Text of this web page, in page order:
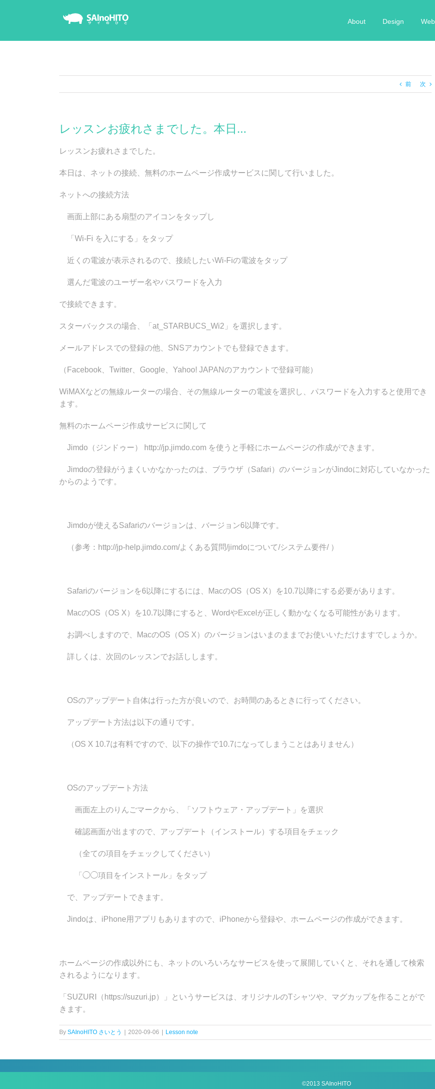
About Design
前 次
レッスンお疲れさまでした。本日…
レッスンお疲れさまでした。
本日は、ネットの接続、無料のホームページ作成サービスに関して行いました。
ネットへの接続方法
画面上部にある扇型のアイコンをタップし
「Wi-Fi を入にする」をタップ
近くの電波が表示されるので、接続したいWi-Fiの電波をタップ
選んだ電波のユーザー名やパスワードを入力
で接続できます。
スターバックスの場合、「at_STARBUCS_Wi2」を選択します。
メールアドレスでの登録の他、SNSアカウントでも登録できます。
（Facebook、Twitter、Google、Yahoo! JAPANのアカウントで登録可能）
WiMAXなどの無線ルーターの場合、その無線ルーターの電波を選択し、パスワードを入力すると使用でき
ます。
無料のホームページ作成サービスに関して
Jimdo（ジンドゥー） http://jp.jimdo.com を使うと手軽にホームページの作成ができます。
Jimdoの登録がうまくいかなかったのは、ブラウザ（Safari）のバージョンがJindoに対応していなかった
からのようです。
Jimdoが使えるSafariのバージョンは、バージョン6以降です。
（参考：http://jp-help.jimdo.com/よくある質問/jimdoについて/システム要件/ ）
Safariのバージョンを6以降にするには、MacのOS（OS X）を10.7以降にする必要があります。
MacのOS（OS X）を10.7以降にすると、WordやExcelが正しく動かなくなる可能性があります。
お調べしますので、MacのOS（OS X）のバージョンはいまのままでお使いいただけますでしょうか。
詳しくは、次回のレッスンでお話しします。
OSのアップデート自体は行った方が良いので、お時間のあるときに行ってください。
アップデート方法は以下の通りです。
（OS X 10.7は有料ですので、以下の操作で10.7になってしまうことはありません）
OSのアップデート方法
画面左上のりんごマークから、「ソフトウェア・アップデート」を選択
確認画面が出ますので、アップデート（インストール）する項目をチェック
（全ての項目をチェックしてください）
「◯◯項目をインストール」をタップ
で、アップデートできます。
Jindoは、iPhone用アプリもありますので、iPhoneから登録や、ホームページの作成ができます。
ホームページの作成以外にも、ネットのいろいろなサービスを使って展開していくと、それを通して検索
されるようになります。
「SUZURI（https://suzuri.jp）」というサービスは、オリジナルのTシャツや、マグカップを作ることがで
きます。
By SAInoHITO さいとう 2020-09-06 Lesson note
©2013 SAInoHITO